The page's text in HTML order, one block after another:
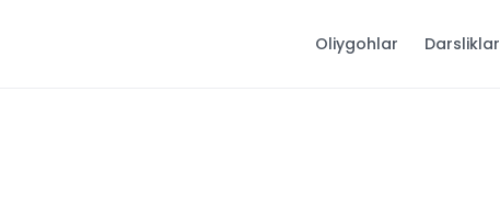
Oliygohlar Darsliklar